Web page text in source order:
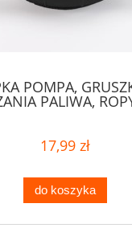
POMPA,
PALIWA,
17,99 zł
do koszyka